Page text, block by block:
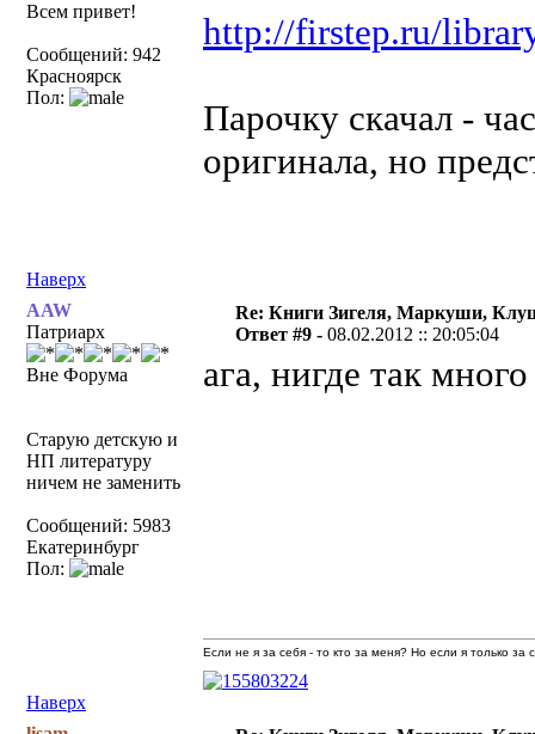
Всем привет!
Сообщений: 942
Красноярск
Пол:
http://firstep.ru/
Парочку скачал -
оригинала, но
Наверх
AAW
Патриарх
Вне Форума
Старую детскую и
НП литературу
ничем не заменить
Сообщений: 5983
Екатеринбург
Пол:
Re: Книги Зигеля, Маркуши,
Ответ #9 -08.02.2012 :: 20:05:04
ага, нигде так
Наверх
Если не я за себя - то кто за меня? Но если я только